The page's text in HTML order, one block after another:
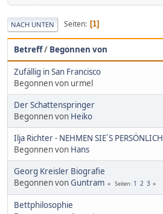
NACH UNTEN Seiten 1
Betreff/ Begonnen von
Zufällig in San Francisco
Begonnen von urmel
Der Schattenspringer
Begonnen von Heiko
Ilja Richter - NEHMEN SIE´S PERSÖNLICH
Begonnen von Hans
Georg Kreisler Biografie
Begonnen vonGuntram Seiten 1 2 3
Bettphilosophie